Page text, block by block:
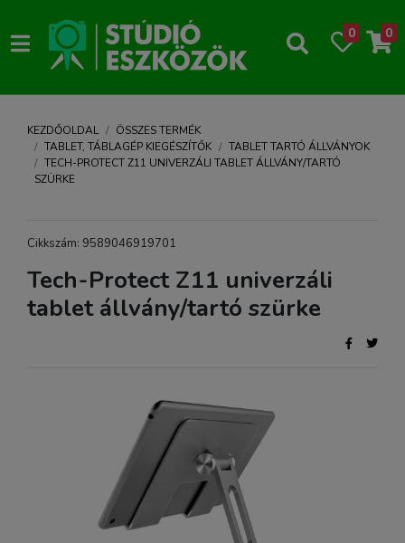
0 0
KEZDŐOLDAL
ÖSSZES TERMÉK
TABLET, TÁBLAGÉP KIEGÉSZÍTŐK
TABLET TARTÓ ÁLLVÁNYOK
TECH-PROTECT Z11 UNIVERZÁLI TABLET ÁLLVÁNY/TARTÓ
SZÜRKE
Cikkszám: 9589046919701
Tech-Protect Z11 univerzáli
tablet állvány/tartó szürke